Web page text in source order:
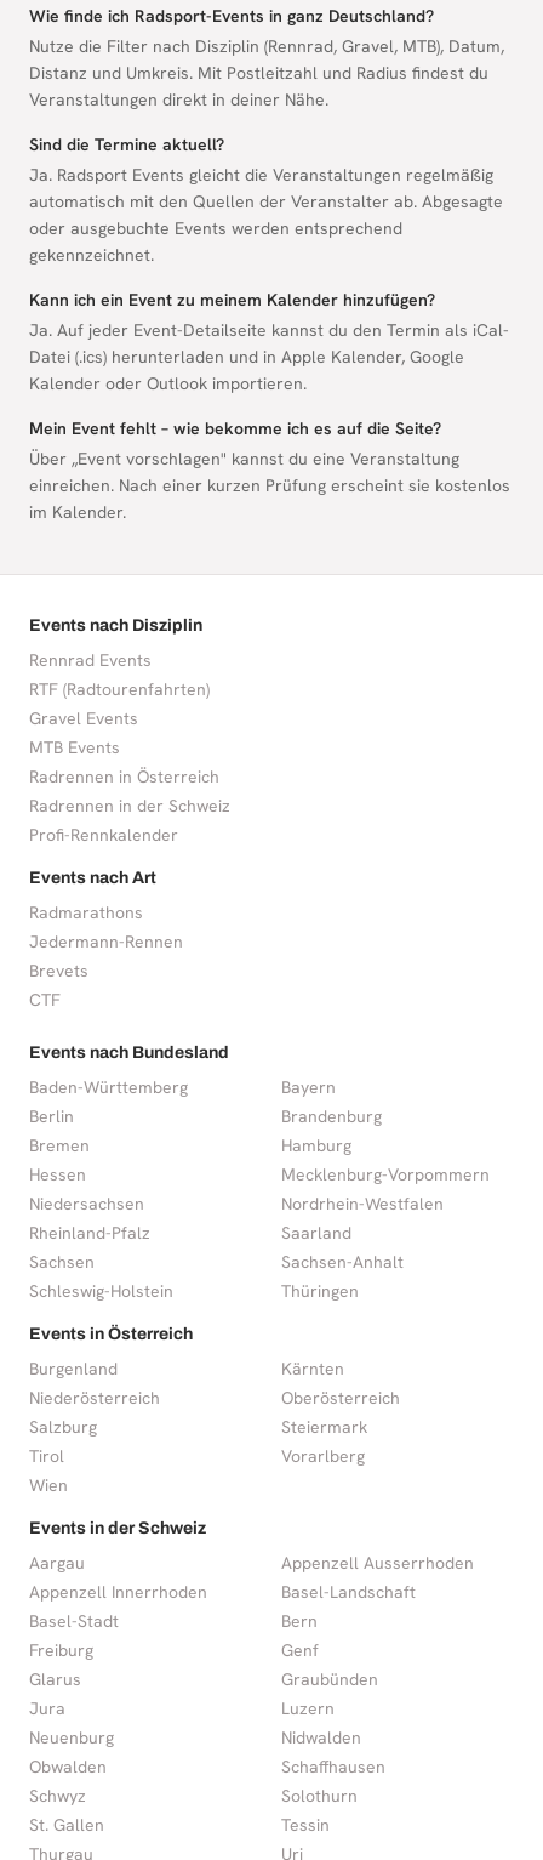
Wie finde ich Radsport-Events in ganz Deutschland?
Nutze die Filter nach Disziplin (Rennrad, Gravel, MTB), Datum,
Distanz und Umkreis. Mit Postleitzahl und Radius findest du
Veranstaltungen direkt in deiner Nähe.
Sind die Termine aktuell?
Ja. Radsport Events gleicht die Veranstaltungen regelmäßig
automatisch mit den Quellen der Veranstalter ab. Abgesagte
oder ausgebuchte Events werden entsprechend
gekennzeichnet.
Kann ich ein Event zu meinem Kalender hinzufügen?
Ja. Auf jeder Event-Detailseite kannst du den Termin als iCal-
Datei (.ics) herunterladen und in Apple Kalender, Google
Kalender oder Outlook importieren.
Mein Event fehlt – wie bekomme ich es auf die Seite?
Über „Event vorschlagen" kannst du eine Veranstaltung
einreichen. Nach einer kurzen Prüfung erscheint sie kostenlos
im Kalender.
Events nach Disziplin
Rennrad Events
RTF (Radtourenfahrten)
Gravel Events
MTB Events
Radrennen in Österreich
Radrennen in der Schweiz
Profi-Rennkalender
Events nach Art
Radmarathons
Jedermann-Rennen
Brevets
CTF
Events nach Bundesland
Baden-Württemberg
Bayern
Berlin
Brandenburg
Bremen
Hamburg
Hessen
Mecklenburg-Vorpommern
Niedersachsen
Nordrhein-Westfalen
Rheinland-Pfalz
Saarland
Sachsen
Sachsen-Anhalt
Schleswig-Holstein
Thüringen
Events in Österreich
Burgenland
Kärnten
Niederösterreich
Oberösterreich
Salzburg
Steiermark
Tirol
Vorarlberg
Wien
Events in der Schweiz
Aargau
Appenzell Ausserrhoden
Appenzell Innerrhoden
Basel-Landschaft
Basel-Stadt
Bern
Freiburg
Genf
Glarus
Graubünden
Jura
Luzern
Neuenburg
Nidwalden
Obwalden
Schaffhausen
Schwyz
Solothurn
St. Gallen
Tessin
Thurgau
Uri